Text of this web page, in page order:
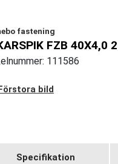
fastening
FZB 40X4,0
111586
bild
Specifikation